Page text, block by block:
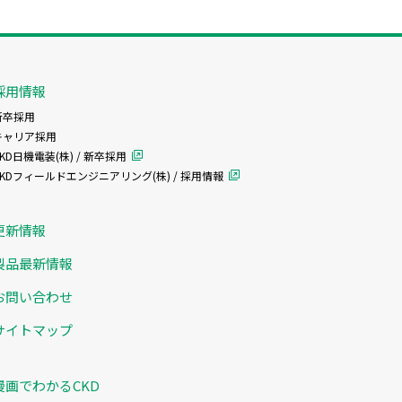
用情報
採用
リア採用
日機電装(株) / 新卒採用
フィールドエンジニアリング(株) / 採用情報
新情報
品最新情報
問い合わせ
イトマップ
画でわかるCKD